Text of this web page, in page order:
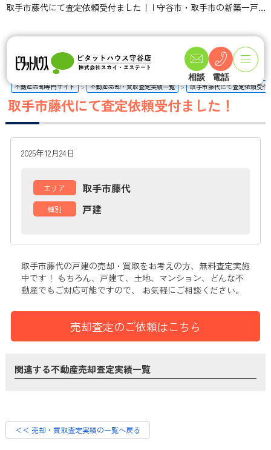
取手市藤代にて査定依頼受付ました！ | 守谷市・取手市の新築一戸建て・土地・一軒家購入情報ならピタットハウス守谷店 スカイ・エステート
相談 電話
不動産売却専門サイト 不動産売却・買取査定実績一覧 取手市藤代にて査定依頼受付
取手市藤代にて査定依頼受付ました！
2025年12月24日
エリア 取手市藤代
種別 戸建
取手市藤代の戸建の売却・買取をお考えの方、無料査定実施
中です！ もちろん、戸建て、土地、マンション、どんな不
動産でもご対応可能ですので、 お気軽にご相談ください。
売却査定のご依頼はこちら
関連する不動産売却査定実績一覧
＜＜ 売却・買取査定実績の一覧へ戻る